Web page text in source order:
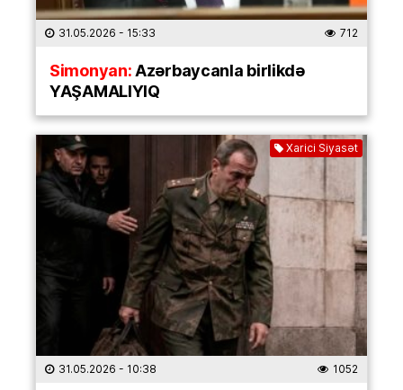
31.05.2026 - 15:33 712
Simonyan:Azərbaycanla birlikdə
YAŞAMALIYIQ
Xarici Siyasət
31.05.2026 - 10:38 1052